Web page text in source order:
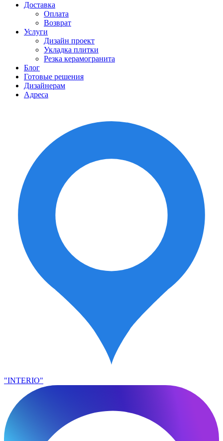
Доставка
Оплата
Возврат
Услуги
Дизайн проект
Укладка плитки
Резка керамогранита
Блог
Готовые решения
Дизайнерам
Адреса
"INTERIO"